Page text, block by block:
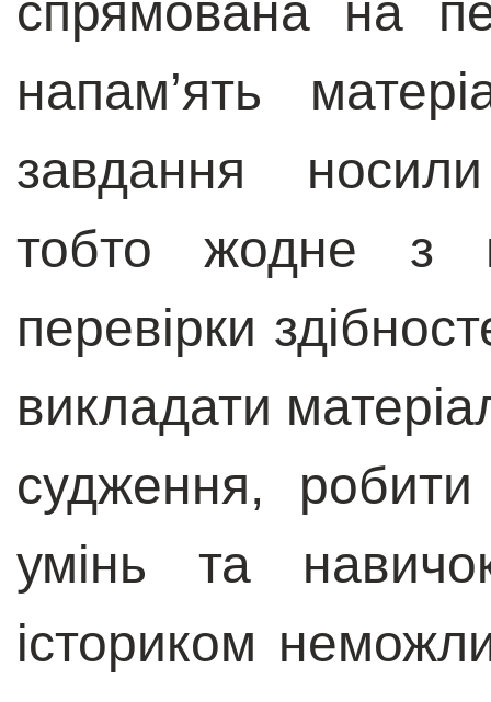
спрямована на
напам’ять
завдання
тобто жодне з
перевірки
викладати
судження,
умінь та
істориком